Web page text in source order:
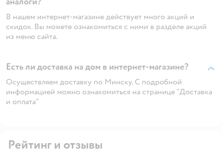
В нашем интернет-магазине действует много акций и
скидок. Вы можете ознакомиться с ними в разделе акций
из меню сайта.
Есть ли доставка на дом в интернет-магазине?
Осуществляем доставку по Минску. С подробной
информацией можно ознакомиться на странице "Доставка
и оплата"
Рейтинг и отзывы